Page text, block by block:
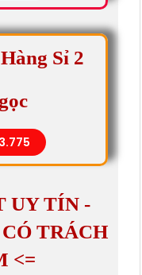
Sỉ 2
UY TÍN -
TRÁCH
<=